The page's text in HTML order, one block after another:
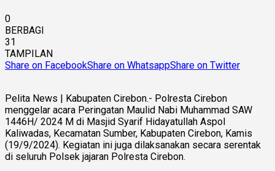
0
BERBAGI
31
TAMPILAN
Share on FacebookShare on WhatsappShare on Twitter
Pelita News | Kabupaten Cirebon.- Polresta Cirebon
menggelar acara Peringatan Maulid Nabi Muhammad SAW
1446H/ 2024 M di Masjid Syarif Hidayatullah Aspol
Kaliwadas, Kecamatan Sumber, Kabupaten Cirebon, Kamis
(19/9/2024). Kegiatan ini juga dilaksanakan secara serentak
di seluruh Polsek jajaran Polresta Cirebon.